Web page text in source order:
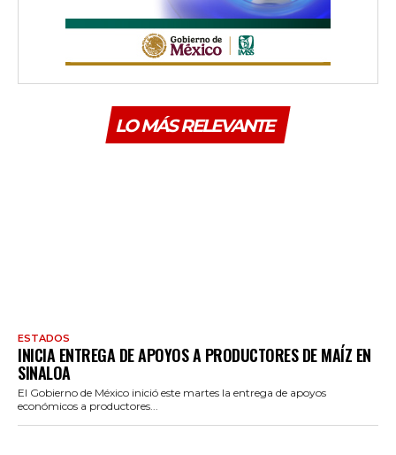
LO MÁS RELEVANTE
ESTADOS
INICIA ENTREGA DE APOYOS A PRODUCTORES DE MAÍZ EN
SINALOA
El Gobierno de México inició este martes la entrega de apoyos
económicos a productores...